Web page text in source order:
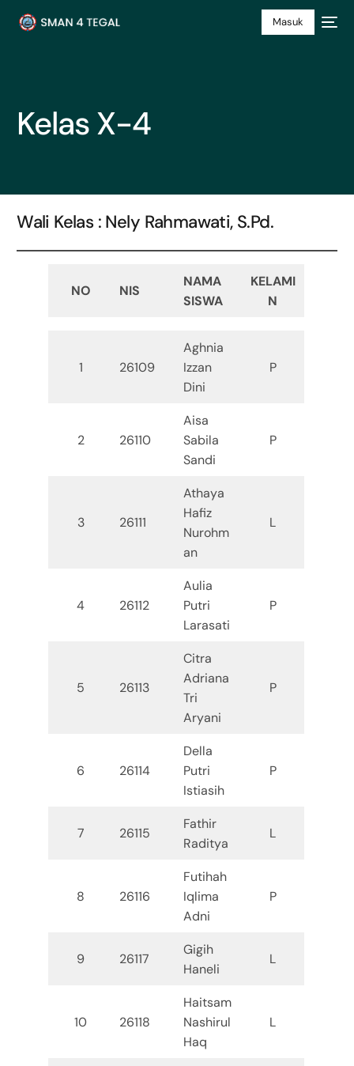
Masuk
Kelas X-4
Wali Kelas : Nely Rahmawati, S.Pd.
NO NIS
NAMA
SISWA
KELAMI
N
1 26109
Aghnia
Izzan
Dini
P
2 26110
Aisa
Sabila
Sandi
P
3 26111
Athaya
Hafiz
Nurohm
an
L
4 26112
Aulia
Putri
Larasati
P
5 26113
Citra
Adriana
Tri
Aryani
P
6 26114
Della
Putri
Istiasih
P
7 26115
Fathir
Raditya
L
8 26116
Futihah
Iqlima
Adni
P
9 26117
Gigih
Haneli
L
10 26118
Haitsam
Nashirul
Haq
L